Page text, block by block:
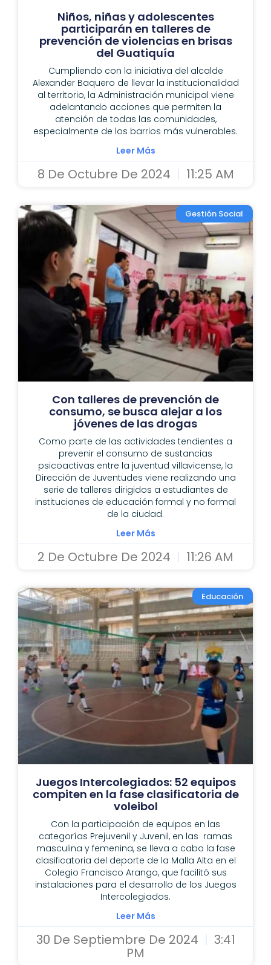
Niños, niñas y adolescentes
participarán en talleres de
prevención de violencias en brisas
del Guatiquía
Cumpliendo con la iniciativa del alcalde
Alexander Baquero de llevar la institucionalidad
al territorio, la Administración municipal viene
adelantando acciones que permiten la
atención de todas las comunidades,
especialmente de los barrios más vulnerables.
Leer Más
8 De Octubre De 2024 11:25 AM
Gestión Social
Con talleres de prevención de
consumo, se busca alejar a los
jóvenes de las drogas
Como parte de las actividades tendientes a
prevenir el consumo de sustancias
psicoactivas entre la juventud villavicense, la
Dirección de Juventudes viene realizando una
serie de talleres dirigidos a estudiantes de
instituciones de educación formal y no formal
de la ciudad.
Leer Más
2 De Octubre De 2024 11:26 AM
Educación
Juegos Intercolegiados: 52 equipos
compiten en la fase clasificatoria de
voleibol
Con la participación de equipos en las
categorías Prejuvenil y Juvenil, en las ramas
masculina y femenina, se lleva a cabo la fase
clasificatoria del deporte de la Malla Alta en el
Colegio Francisco Arango, que facilitó sus
instalaciones para el desarrollo de los Juegos
Intercolegiados.
Leer Más
30 De Septiembre De 2024 3:41
PM